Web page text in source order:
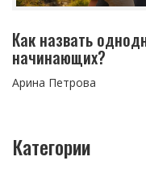
Как назвать
начинающих?
Арина Петрова
Категории